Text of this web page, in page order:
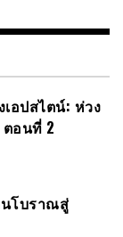
อปสไตน์: ห่วง
อนที่ 2
นโบราณสู่